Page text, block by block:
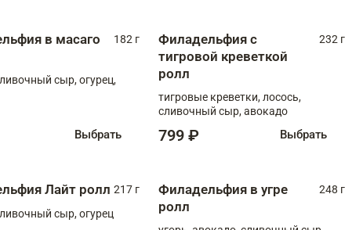
в масаго
182 г
сыр, огурец,
Выбрать
Филадельфия с
тигровой креветкой
ролл
232 г
тигровые креветки, лосось,
сливочный сыр, авокадо
799 ₽ Выбрать
Лайт ролл 217 г
сыр, огурец
Филадельфия в угре
ролл
248 г